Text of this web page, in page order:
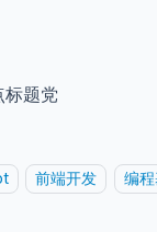
题党
前端开发 编